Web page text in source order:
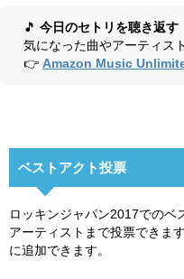
🎵 今日のセトリを聴き返す
気になった曲やアーティス
👉 Amazon Music
ベストアクト投票
ロッキンジャパン2017でのベ
アーティストまで投票できま
に追加できます。